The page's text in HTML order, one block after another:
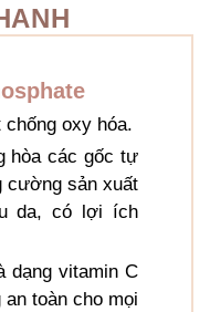
chống oxy hóa.
hòa các gốc tự
cường sản xuất
da, có lợi ích
dạng vitamin C
toàn cho mọi